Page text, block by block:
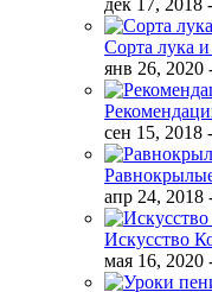
дек 17, 2018
Сорта лука
янв 26, 2020
сен 15, 2018
апр 24, 2018
Искусство
мая 16, 2020